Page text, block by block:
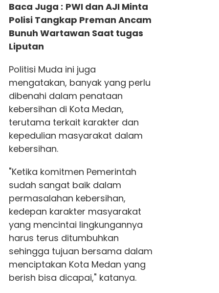
Baca Juga : PWI dan AJI Minta
Polisi Tangkap Preman Ancam
Bunuh Wartawan Saat tugas
Liputan
Politisi Muda ini juga
mengatakan, banyak yang perlu
dibenahi dalam penataan
kebersihan di Kota Medan,
terutama terkait karakter dan
kepedulian masyarakat dalam
kebersihan.
"Ketika komitmen Pemerintah
sudah sangat baik dalam
permasalahan kebersihan,
kedepan karakter masyarakat
yang mencintai lingkungannya
harus terus ditumbuhkan
sehingga tujuan bersama dalam
menciptakan Kota Medan yang
berish bisa dicapai," katanya.